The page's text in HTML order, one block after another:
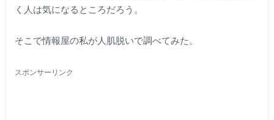
く人は気になるところだろう。
そこで情報屋の私が人肌脱いで調べてみた。
スポンサーリンク